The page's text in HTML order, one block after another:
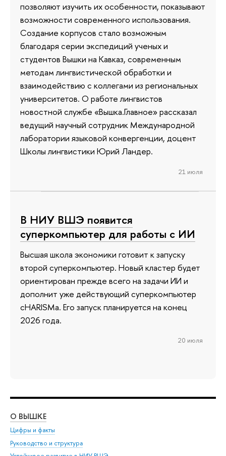
позволяют изучить их особенности, показывают
возможности современного использования.
Создание корпусов стало возможным
благодаря серии экспедиций ученых и
студентов Вышки на Кавказ, современным
методам лингвистической обработки и
взаимодействию с коллегами из региональных
университетов. О работе лингвистов
новостной службе «Вышка.Главное» рассказал
ведущий научный сотрудник Международной
лаборатории языковой конвергенции, доцент
Школы лингвистики Юрий Ландер.
21 июля
В НИУ ВШЭ появится
суперкомпьютер для работы с ИИ
Высшая школа экономики готовит к запуску
второй суперкомпьютер. Новый кластер будет
ориентирован прежде всего на задачи ИИ и
дополнит уже действующий суперкомпьютер
cHARISMa. Его запуск планируется на конец
2026 года.
20 июля
О ВЫШКЕ
Цифры и факты
Руководство и структура